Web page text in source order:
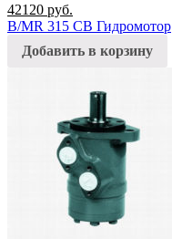
42120 руб.
B/MR 315 CB Гидромотор
Добавить в корзину